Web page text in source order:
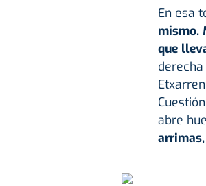
En esa
mismo.
que
abre